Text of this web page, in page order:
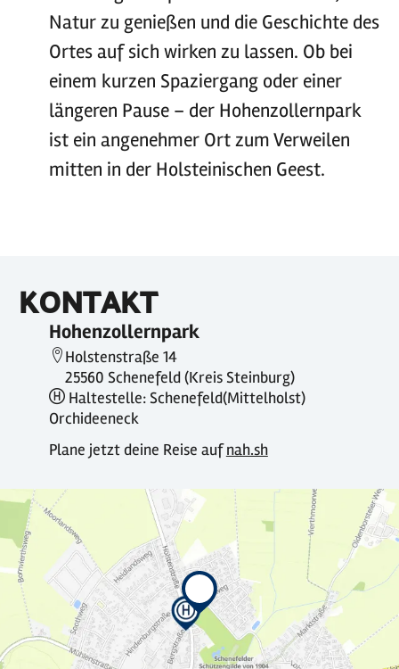
Natur zu genießen und die Geschichte des
Ortes auf sich wirken zu lassen. Ob bei
einem kurzen Spaziergang oder einer
längeren Pause – der Hohenzollernpark
ist ein angenehmer Ort zum Verweilen
mitten in der Holsteinischen Geest.
KONTAKT
Hohenzollernpark
Holstenstraße 14
25560 Schenefeld (Kreis Steinburg)
Haltestelle: Schenefeld(Mittelholst)
Orchideeneck
Plane jetzt deine Reise aufnah.sh